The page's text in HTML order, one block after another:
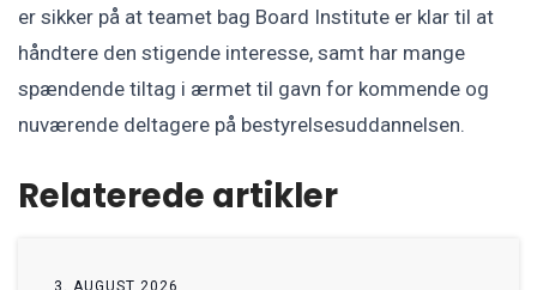
er sikker på at teamet bag Board Institute er klar til at
håndtere den stigende interesse, samt har mange
spændende tiltag i ærmet til gavn for kommende og
nuværende deltagere på bestyrelsesuddannelsen.
Relaterede artikler
3. AUGUST 2026